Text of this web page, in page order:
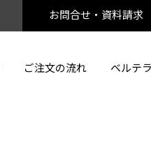
ご注文の流れ ベルテ
お問合せ・資料請求